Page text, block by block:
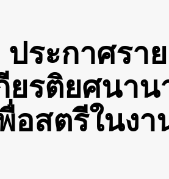
ระกาศรา
ยรติยศนา
อสตรีในง